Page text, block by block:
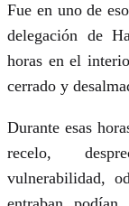
Fue en uno de
delegación de
horas en el
cerrado y
Durante esas
recelo,
vulnerabilidad,